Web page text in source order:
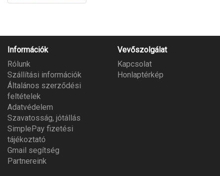
Információk
Rólunk
Szállítási információk
Általános szerződési
feltételek
Adatvédelem
Szavatosság, jótállás
SimplePay fizetési
tájékoztató
Gmail segítség
Partnereink
Vevőszolgálat
Kapcsolat
Honlaptérkép